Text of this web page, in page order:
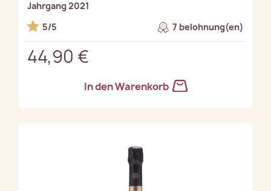
Jahrgang 2021
5/5
7 belohnung(en)
44,90 €
In den Warenkorb